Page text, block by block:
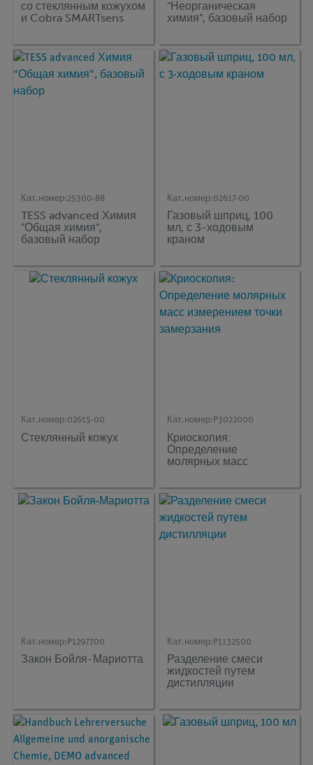
со стеклянным кожухом
и Cobra SMARTsens
"Неорганическая
химия", базовый набор
Кат.номер:25300-88
TESS advanced Химия
"Общая химия",
базовый набор
Кат.номер:02617-00
Газовый шприц, 100
мл, с 3-ходовым
краном
Кат.номер:02615-00
Стеклянный кожух
Кат.номер: P3022000
Криоскопия:
Определение
молярных масс
замерзания
Кат.номер: P1297700
Закон Бойля-Мариотта
Кат.номер: P1132500
Разделение смеси
жидкостей путем
дистилляции